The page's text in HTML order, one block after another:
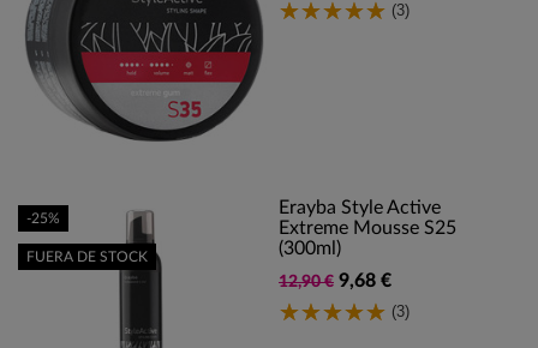
(3)
Erayba Style Active
Extreme Mousse S25
(300ml)
12,90 € 9,68 €
(3)
-25%
FUERA DE STOCK